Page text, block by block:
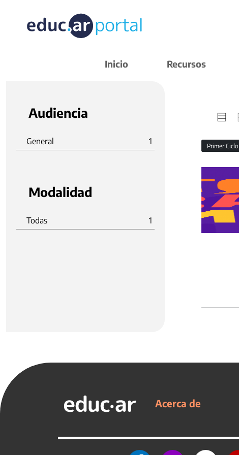
Inicio Recursos
Audiencia
General 1
Modalidad
Todas 1
Primer Ciclo
Acerca de